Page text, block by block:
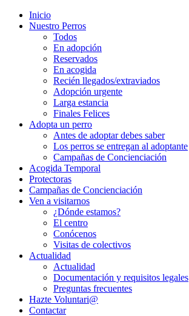
Inicio
Nuestro Perros
Todos
En adopción
Reservados
En acogida
Recién llegados/extraviados
Adopción urgente
Larga estancia
Finales Felices
Adopta un perro
Antes de adoptar debes saber
Los perros se entregan al adoptante
Campañas de Concienciación
Acogida Temporal
Protectoras
Campañas de Concienciación
Ven a visitarnos
¿Dónde estamos?
El centro
Conócenos
Visitas de colectivos
Actualidad
Actualidad
Documentación y requisitos legales
Preguntas frecuentes
Hazte Voluntari@
Contactar